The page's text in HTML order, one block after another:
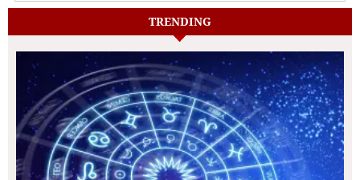
TRENDING